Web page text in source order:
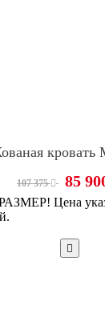
кровать
107 375 85
Цена